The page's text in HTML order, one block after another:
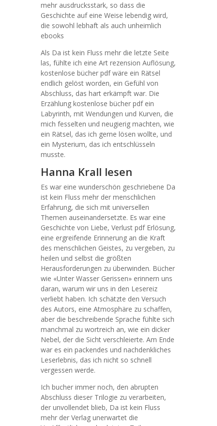
mehr ausdrucksstark, so dass die
Geschichte auf eine Weise lebendig wird,
die sowohl lebhaft als auch unheimlich
ebooks
Als Da ist kein Fluss mehr die letzte Seite
las, fühlte ich eine Art rezension Auflösung,
kostenlose bücher pdf wäre ein Rätsel
endlich gelöst worden, ein Gefühl von
Abschluss, das hart erkämpft war. Die
Erzählung kostenlose bücher pdf ein
Labyrinth, mit Wendungen und Kurven, die
mich fesselten und neugierig machten, wie
ein Rätsel, das ich gerne lösen wollte, und
ein Mysterium, das ich entschlüsseln
musste.
Hanna Krall lesen
Es war eine wunderschön geschriebene Da
ist kein Fluss mehr der menschlichen
Erfahrung, die sich mit universellen
Themen auseinandersetzte. Es war eine
Geschichte von Liebe, Verlust pdf Erlösung,
eine ergreifende Erinnerung an die Kraft
des menschlichen Geistes, zu vergeben, zu
heilen und selbst die größten
Herausforderungen zu überwinden. Bücher
wie «Unter Wasser Gerissen» erinnern uns
daran, warum wir uns in den Lesereiz
verliebt haben. Ich schätzte den Versuch
des Autors, eine Atmosphäre zu schaffen,
aber die beschreibende Sprache fühlte sich
manchmal zu wortreich an, wie ein dicker
Nebel, der die Sicht verschleierte. Am Ende
war es ein packendes und nachdenkliches
Leserlebnis, das ich nicht so schnell
vergessen werde.
Ich bucher immer noch, den abrupten
Abschluss dieser Trilogie zu verarbeiten,
der unvollendet blieb, Da ist kein Fluss
mehr der Verlag unerwartet die